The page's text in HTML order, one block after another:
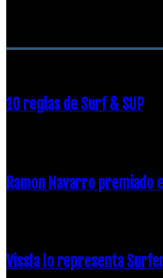
10 reglas de Surf & SUP
Ramon Navarro premiado
Vissla lo representa